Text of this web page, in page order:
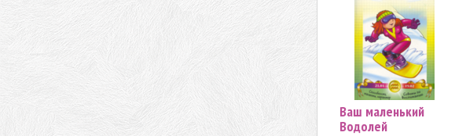
Ваш маленький
Водолей